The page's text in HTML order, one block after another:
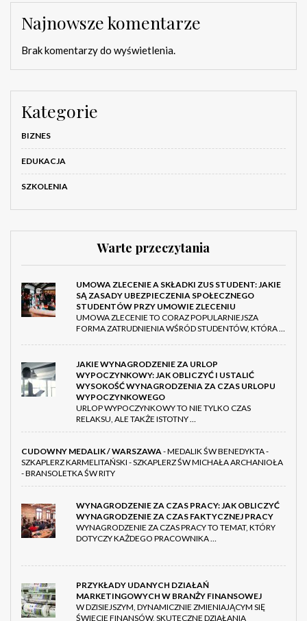
Najnowsze komentarze
Brak komentarzy do wyświetlenia.
Kategorie
BIZNES
EDUKACJA
SZKOLENIA
Warte przeczytania
UMOWA ZLECENIE A SKŁADKI ZUS STUDENT: JAKIE
SĄ ZASADY UBEZPIECZENIA SPOŁECZNEGO
STUDENTÓW PRZY UMOWIE ZLECENIU
UMOWA ZLECENIE TO CORAZ POPULARNIEJSZA
FORMA ZATRUDNIENIA WŚRÓD STUDENTÓW, KTÓRA …
JAKIE WYNAGRODZENIE ZA URLOP
WYPOCZYNKOWY: JAK OBLICZYĆ I USTALIĆ
WYSOKOŚĆ WYNAGRODZENIA ZA CZAS URLOPU
WYPOCZYNKOWEGO
URLOP WYPOCZYNKOWY TO NIE TYLKO CZAS
RELAKSU, ALE TAKŻE ISTOTNY …
CUDOWNY MEDALIK / WARSZAWA- MEDALIK ŚW BENEDYKTA -
SZKAPLERZ KARMELITAŃSKI - SZKAPLERZ ŚW MICHAŁA ARCHANIOŁA
- BRANSOLETKA ŚW RITY
WYNAGRODZENIE ZA CZAS PRACY: JAK OBLICZYĆ
WYNAGRODZENIE ZA CZAS FAKTYCZNEJ PRACY
WYNAGRODZENIE ZA CZAS PRACY TO TEMAT, KTÓRY
DOTYCZY KAŻDEGO PRACOWNIKA …
PRZYKŁADY UDANYCH DZIAŁAŃ
MARKETINGOWYCH W BRANŻY FINANSOWEJ
W DZISIEJSZYM, DYNAMICZNIE ZMIENIAJĄCYM SIĘ
ŚWIECIE FINANSÓW, SKUTECZNE DZIAŁANIA